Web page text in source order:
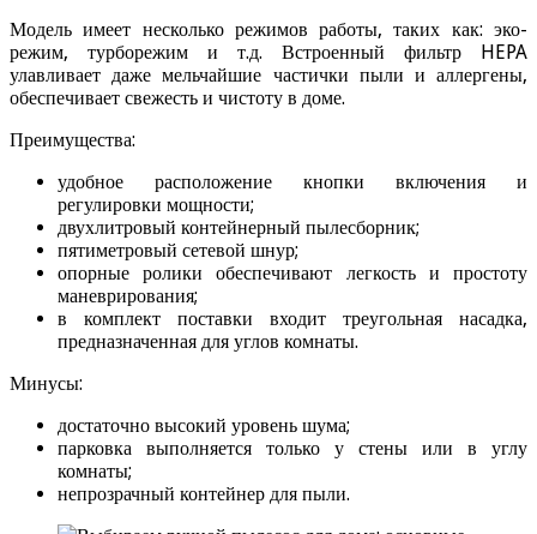
Модель имеет несколько режимов работы, таких как: эко-
режим, турборежим и т.д. Встроенный фильтр HEPA
улавливает даже мельчайшие частички пыли и аллергены,
обеспечивает свежесть и чистоту в доме.
Преимущества:
удобное расположение кнопки включения и
регулировки мощности;
двухлитровый контейнерный пылесборник;
пятиметровый сетевой шнур;
опорные ролики обеспечивают легкость и простоту
маневрирования;
в комплект поставки входит треугольная насадка,
предназначенная для углов комнаты.
Минусы:
достаточно высокий уровень шума;
парковка выполняется только у стены или в углу
комнаты;
непрозрачный контейнер для пыли.